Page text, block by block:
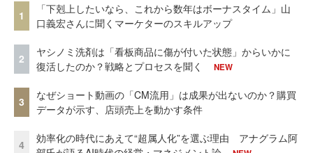
1
「下剋上したいなら、これから数年はボーナスタイム」山
口義宏さんに聞くマーケターのスキルアップ
2
ヤシノミ洗剤は「看板商品に傷が付いた状態」からいかに
復活したのか？戦略とプロセスを聞く
NEW
3
なぜショート動画の「CM流用」は成果が出ないのか？購買
データが示す、店頭売上を動かす条件
4
効率化の時代にあえて“超属人化”を選ぶ理由 アナグラム阿